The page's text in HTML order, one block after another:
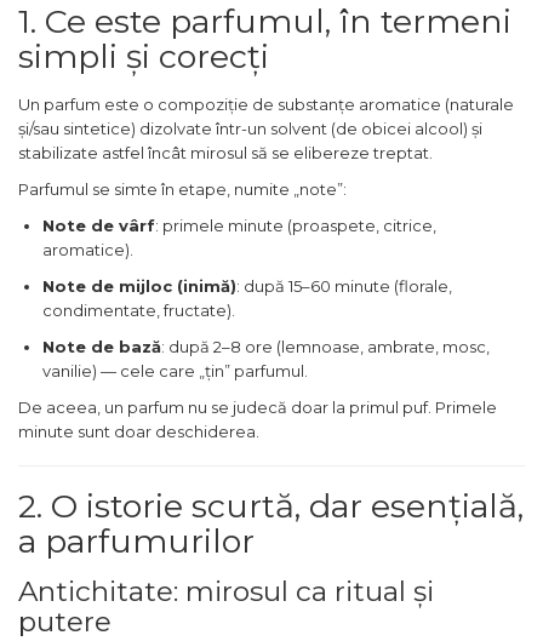
Chiparos
Ciocolata
Citrice
Cocoapulse
Cocos
Condimente
Coniac
Coriandru
Curcuma
Curmale
F. Pasiunii
Floare de portocal
1. Ce este parfumul, în termeni
simpli și corecți
Un parfum este o compoziție de substanțe aromatice (naturale
și/sau sintetice) dizolvate într-un solvent (de obicei alcool) și
stabilizate astfel încât mirosul să se elibereze treptat.
Parfumul se simte în etape, numite „note”:
Note de vârf: primele minute (proaspete, citrice,
aromatice).
Note de mijloc (inimă): după 15–60 minute (florale,
condimentate, fructate).
Note de bază: după 2–8 ore (lemnoase, ambrate, mosc,
vanilie) — cele care „țin” parfumul.
De aceea, un parfum nu se judecă doar la primul puf. Primele
minute sunt doar deschiderea.
2. O istorie scurtă, dar esențială,
a parfumurilor
Antichitate: mirosul ca ritual și
putere